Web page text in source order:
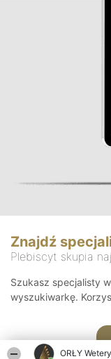
ORŁY
Znajdź
Plebiscyt skupia
Szukasz specjalisty
wyszukiwarkę.